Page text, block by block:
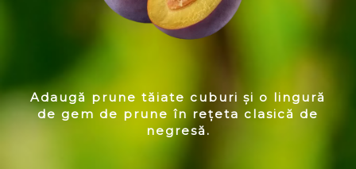
Adaugă prune tăiate cuburi și o lingură
de gem de prune în rețeta clasică de
negresă.